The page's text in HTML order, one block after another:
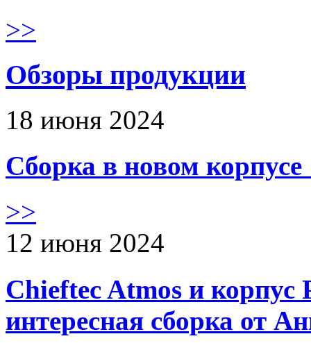
>>
Обзоры продукции
18 июня 2024
Сборка в новом
>>
12 июня 2024
Chieftec Atmos и корпус
интересная сборка от